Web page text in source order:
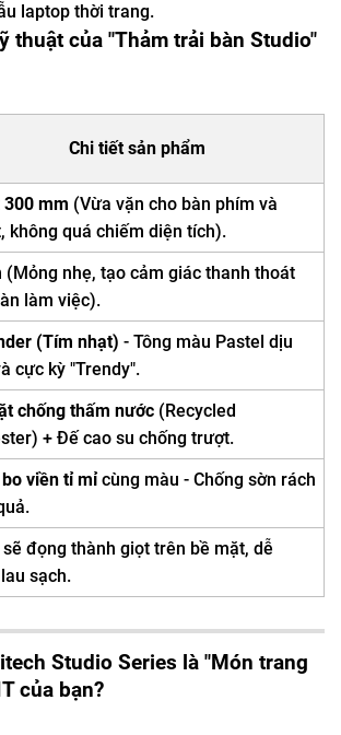
laptop thời trang.
thuật của "Thảm trải bàn Studio"
Chi tiết sản phẩm
300 mm (Vừa vặn cho bàn phím và
không quá chiếm diện tích).
(Mỏng nhẹ, tạo cảm giác thanh thoát
làm việc).
(Tím nhạt) - Tông màu Pastel dịu
cực kỳ "Trendy".
chống thấm nước (Recycled
+ Đế cao su chống trượt.
bo viền tỉ mỉcùng màu - Chống sờn rách
sẽ đọng thành giọt trên bề mặt, dễ
sạch.
Studio Series là "Món trang
của bạn?